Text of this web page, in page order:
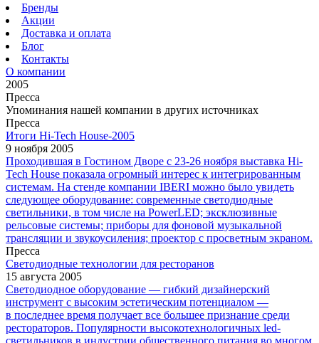
Бренды
Акции
Доставка и оплата
Блог
Контакты
О компании
2005
Пресса
Упоминания нашей компании в других источниках
Пресса
Итоги Hi-Tech House-2005
9 ноября 2005
Проходившая в Гостином Дворе с 23-26 ноября выставка Hi-
Tech House показала огромный интерес к интегрированным
системам. На стенде компании IBERI можно было увидеть
следующее оборудование: современные светодиодные
светильники, в том числе на PowerLED; эксклюзивные
рельсовые системы; приборы для фоновой музыкальной
трансляции и звукоусиления; проектор с просветным экраном.
Пресса
Светодиодные технологии для ресторанов
15 августа 2005
Светодиодное оборудование — гибкий дизайнерский
инструмент с высоким эстетическим потенциалом —
в последнее время получает все большее признание среди
рестораторов. Популярности высокотехнологичных led-
светильников в индустрии общественного питания во многом